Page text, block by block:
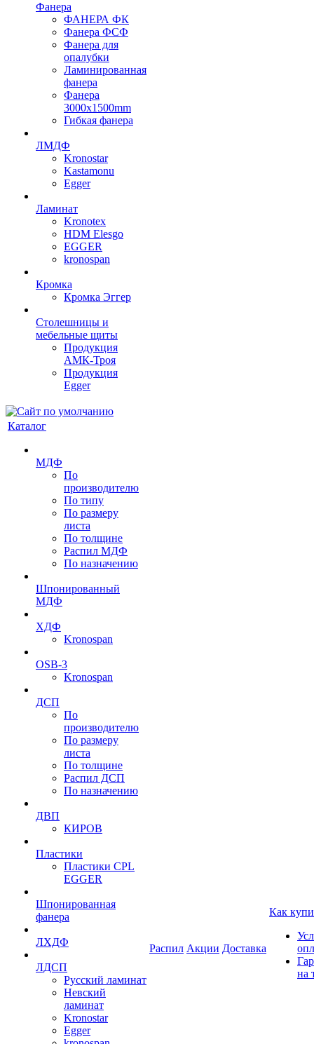
Фанера
ФАНЕРА ФК
Фанера ФСФ
Фанера для
опалубки
Ламинированная
фанера
Фанера
3000х1500mm
Гибкая фанера
ЛМДФ
Kronostar
Kastamonu
Egger
Ламинат
Kronotex
HDM Elesgo
EGGER
kronospan
Кромка
Кромка Эггер
Столешницы и
мебельные щиты
Продукция
АМК-Троя
Продукция
Egger
Каталог
МДФ
По
производителю
По типу
По размеру
листа
По толщине
Распил МДФ
По назначению
Шпонированный
МДФ
ХДФ
Kronospan
OSB-3
Kronospan
ДСП
По
производителю
По размеру
листа
По толщине
Распил ДСП
По назначению
ДВП
КИРОВ
Пластики
Пластики CPL
EGGER
Шпонированная
фанера
ЛХДФ
ЛДСП
Русский ламинат
Невский
ламинат
Kronostar
Egger
Распил Акции Доставка
Как
на